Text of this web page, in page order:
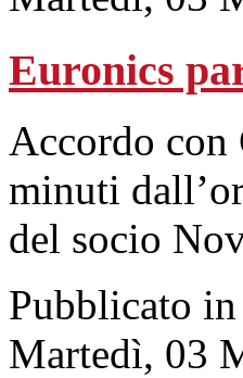
Euronics
Accordo
minuti
del socio
Pubblicato in
Martedì, 03